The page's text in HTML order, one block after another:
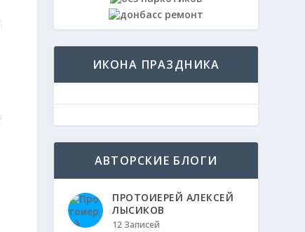
ИКОНА ПРАЗДНИКА
АВТОРСКИЕ БЛОГИ
ПРОТОИЕРЕЙ АЛЕКСЕЙ
ЛЫСИКОВ
12 Записей